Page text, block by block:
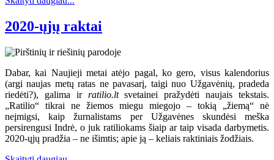
2020-ųjų raktai
Dabar, kai Naujieji metai atėjo pagal, ko gero, visus kalendorius
(argi naujas metų ratas ne pavasarį, taigi nuo Užgavėnių, pradeda
riedėti?), galima ir ratilio.ltsvetainei pražydėti naujais tekstais.
„Ratilio“ tikrai ne žiemos miegu miegojo – tokią „žiemą“ nė
neįmigsi, kaip žurnalistams per Užgavėnes skundėsi meška
persirengusi Indrė, o juk ratiliokams šiaip ar taip visada darbymetis.
2020-ųjų pradžia – ne išimtis; apie ją – keliais raktiniais žodžiais.